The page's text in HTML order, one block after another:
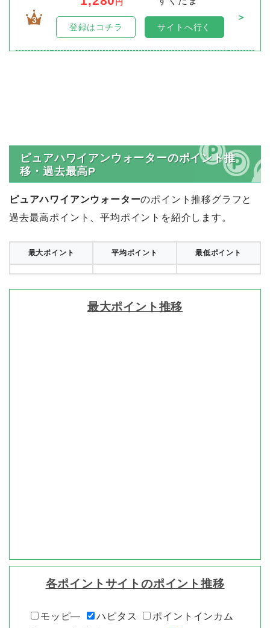
3
円
＞
登録はコチラ サイトへ行く
ピュアハワイアンウォーターのポイント推
移・過去最高P
ピュアハワイアンウォーターのポイント推移グラフと
過去最高ポイント、平均ポイントを紹介します。
最大ポイント 平均ポイント 最低ポイント
最大ポイント推移
各ポイントサイトのポイント推移
モッピ― ハピタス
ポイントインカム